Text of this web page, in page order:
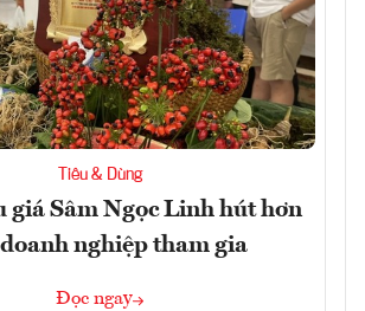
Tiêu & Dùng
giá Sâm Ngọc Linh hút hơn
nghiệp tham gia
Đọc ngay